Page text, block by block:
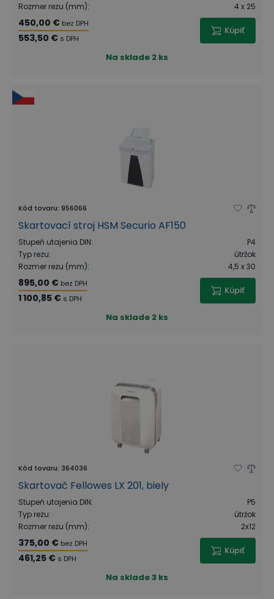
Rozmer rezu (mm): 4 x 25
450,00 € bez DPH
553,50 € s DPH
Kúpiť
Na sklade 2 ks
Kód tovaru: 956066
Skartovací stroj HSM Securio AF150
Stupeň utajenia DIN:
P4
Typ rezu:
útržok
Rozmer rezu (mm): 4,5 x 30
895,00 € bez DPH
1 100,85 € s DPH
Kúpiť
Na sklade 2 ks
Kód tovaru: 364036
Skartovač Fellowes LX 201, biely
Stupeň utajenia DIN:
P5
Typ rezu:
útržok
Rozmer rezu (mm): 2x12
375,00 € bez DPH
461,25 € s DPH
Kúpiť
Na sklade3 ks